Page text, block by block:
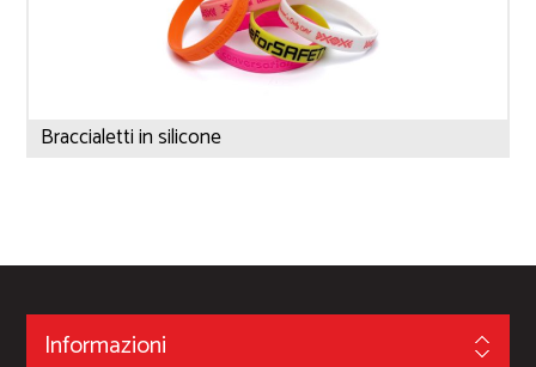
Braccialetti in silicone
Informazioni